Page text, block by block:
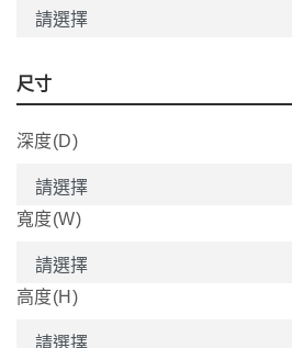
尺寸
深度(D)
寬度(W)
高度(H)